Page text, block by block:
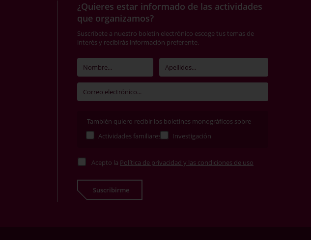
¿Quieres estar informado de las actividades
que organizamos?
Suscríbete a nuestro boletín electrónico escoge tus temas de
interés y recibirás información preferente.
También quiero recibir los boletines monográficos sobre
Actividades familiares
Investigación
Acepto la Política de privacidad y las condiciones de uso
Suscribirme